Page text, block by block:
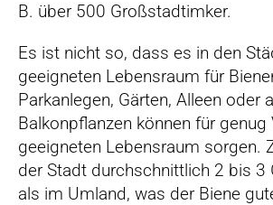
B. über 500 Großstadtimker.
Es ist nicht so, dass es in den
geeigneten Lebensraum für
Parkanlegen, Gärten, Alleen oder
Balkonpflanzen können für genug
geeigneten Lebensraum sorgen.
der Stadt durchschnittlich 2 bis 3
als im Umland, was der Biene